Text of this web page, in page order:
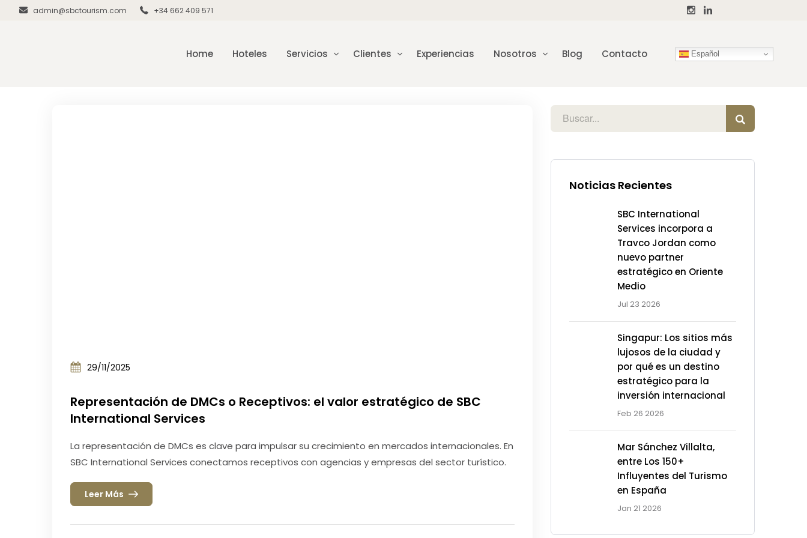
admin@sbctourism.com +34 662 409 571
Home Hoteles Servicios Clientes Experiencias Nosotros Blog Contacto Español
Noticias Recientes
SBC International
Services incorpora a
Travco Jordan como
nuevo partner
estratégico en Oriente
Medio
Jul 23 2026
Singapur: Los sitios más
lujosos de la ciudad y
por qué es un destino
estratégico para la
inversión internacional
Feb 26 2026
Mar Sánchez Villalta,
entre Los 150+
Influyentes del Turismo
en España
Jan 21 2026
29/11/2025
Representación de DMCs o Receptivos: el valor estratégico de SBC
International Services
La representación de DMCs es clave para impulsar su crecimiento en mercados internacionales. En
SBC International Services conectamos receptivos con agencias y empresas del sector turístico.
Leer Más